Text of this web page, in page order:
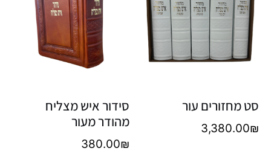
סט מחזורים עור
3,380.00₪
סידור איש מצליח
מהודר מעור
380.00₪